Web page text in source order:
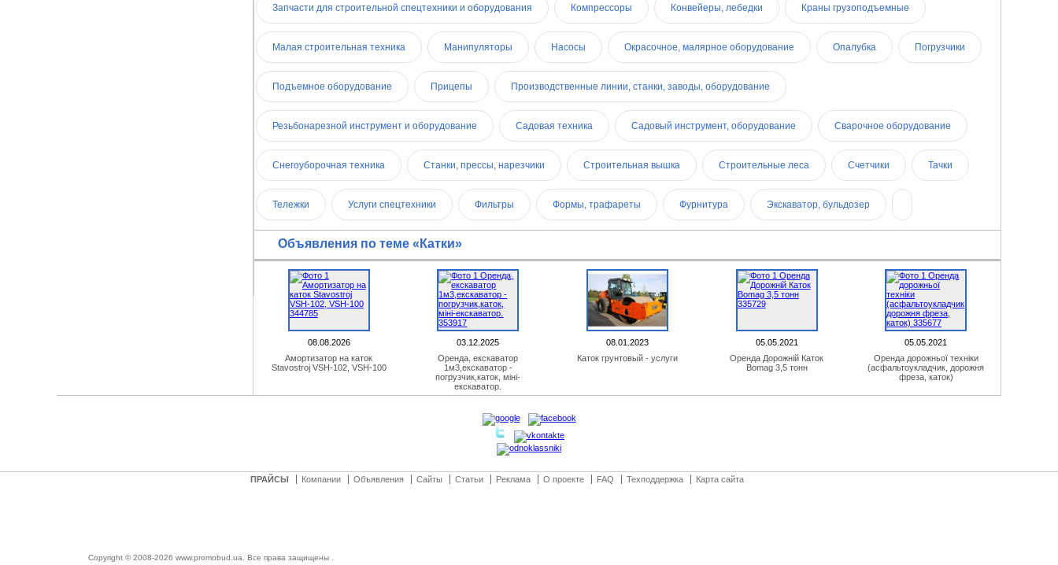
Запчасти для строительной спецтехники и оборудования Компрессоры Конвейеры, лебедки Краны грузоподъемные
Малая строительная техника Манипуляторы Насосы Окрасочное, малярное оборудование Опалубка Погрузчики
Подъемное оборудование Прицепы Производственные линии, станки, заводы, оборудование
Резьбонарезной инструмент и оборудование Садовая техника Садовый инструмент, оборудование Сварочное оборудование
Снегоуборочная техника Станки, прессы, нарезчики Строительная вышка Строительные леса Счетчики Тачки
Тележки Услуги спецтехники Фильтры Формы, трафареты Фурнитура Экскаватор, бульдозер
Объявления по теме «Катки»
08.08.2026
Амортизатор на каток
Stavostroj VSH-102, VSH-100
03.12.2025
Оренда, екскаватор
1м3,екскаватор -
погрузчик,каток, міні-
екскаватор.
08.01.2023
Каток грунтовый - услуги
05.05.2021
Оренда Дорожній Каток
Bomag 3,5 тонн
05.05.2021
Оренда дорожньої техніки
(асфальтоукладчик, дорожня
фреза, каток)
ПРАЙСЫ Компании Объявления Сайты Статьи Реклама О проекте FAQ Техподдержка Карта сайта
Copyright © 2008-2026 www.promobud.ua. Все права защищены .